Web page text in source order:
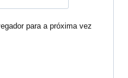
para a próxima vez